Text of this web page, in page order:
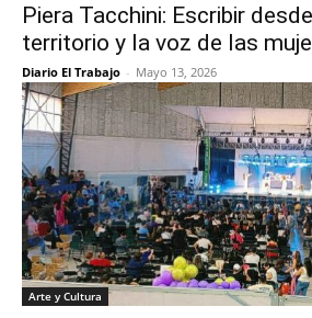
Piera Tacchini: Escribir
territorio y la voz de las
Diario El Trabajo - Mayo 13, 2026
Arte y Cultura